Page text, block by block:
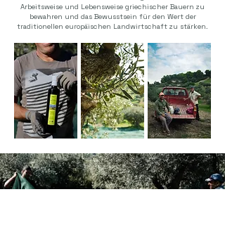
Arbeitsweise und Lebensweise griechischer Bauern zu
bewahren und das Bewusstsein für den Wert der
traditionellen europäischen Landwirtschaft zu stärken.